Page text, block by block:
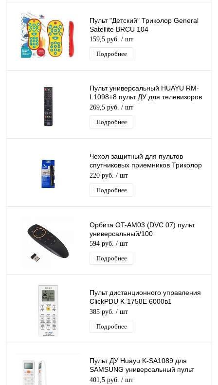
Пульт "Детский" Триколор General
Satellite BRCU 104
159,5 руб. / шт
Подробнее
Пульт универсальный HUAYU RM-
L1098+8 пульт ДУ для телевизоров
LCD TV
269,5 руб. / шт
Подробнее
Чехол защитный для пультов
спутниковых приемников Триколор
SS1-1034 силиконовый
220 руб. / шт
Подробнее
Орбита OT-AM03 (DVC 07) пульт
универсальный/100
594 руб. / шт
Подробнее
Пульт дистанционного управления
ClickPDU K-1758E 6000в1
Универсальный пульт для
кондиционеров
385 руб. / шт
Подробнее
Пульт ДУ Huayu K-SA1089 для
SAMSUNG универсальный пульт
для кондиционеров
401,5 руб. / шт